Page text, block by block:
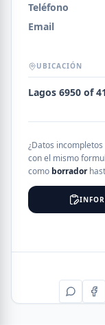
Teléfono
Email
UBICACIÓN
Lagos 6950 of
¿Datos
con el mismo
como borrador